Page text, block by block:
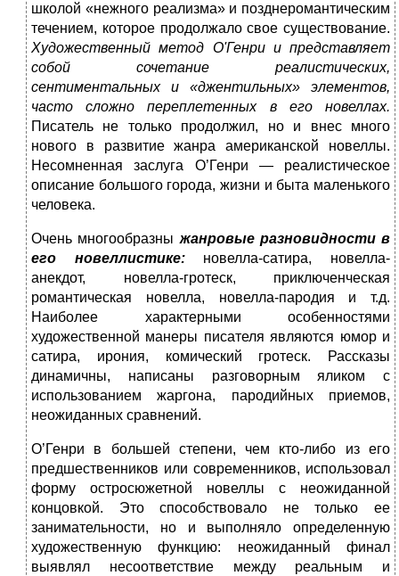
школой «нежного реализма» и позднеромантическим
течением, которое продолжало свое существование.
Художественный метод О'Генри и представляет
собой сочетание реалистических,
сентиментальных и «джентильных» элементов,
часто сложно переплетенных в его новеллах.
Писатель не только продолжил, но и внес много
нового в развитие жанра американской новеллы.
Несомненная заслуга О’Генри — реалистическое
описание большого города, жизни и быта маленького
человека.
Очень многообразны жанровые разновидности в
его новеллистике:новелла-сатира, новелла-
анекдот, новелла-гротеск, приключенческая
романтическая новелла, новелла-пародия и т.д.
Наиболее характерными особенностями
художественной манеры писателя являются юмор и
сатира, ирония, комический гротеск. Рассказы
динамичны, написаны разговорным яликом с
использованием жаргона, пародийных приемов,
неожиданных сравнений.
О’Генри в большей степени, чем кто-либо из его
предшественников или современников, использовал
форму остросюжетной новеллы с неожиданной
концовкой. Это способствовало не только ее
занимательности, но и выполняло определенную
художественную функцию: неожиданный финал
выявлял несоответствие между реальным и